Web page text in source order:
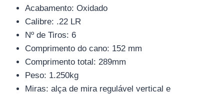
Acabamento: Oxidado
Calibre: .22 LR
Nº de Tiros: 6
Comprimento do cano: 152 mm
Comprimento total: 289mm
Peso: 1.250kg
Miras: alça de mira regulável vertical e